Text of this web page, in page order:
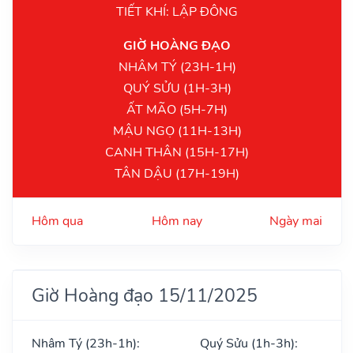
TIẾT KHÍ: LẬP ĐÔNG
GIỜ HOÀNG ĐẠO
NHÂM TÝ (23H-1H)
QUÝ SỬU (1H-3H)
ẤT MÃO (5H-7H)
MẬU NGỌ (11H-13H)
CANH THÂN (15H-17H)
TÂN DẬU (17H-19H)
Hôm qua Hôm nay Ngày mai
Giờ Hoàng đạo 15/11/2025
Nhâm Tý (23h-1h):
Quý Sửu (1h-3h):